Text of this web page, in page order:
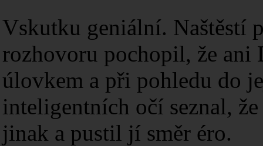
Vskutku geniální. Naštěstí
rozhovoru pochopil, že ani
úlovkem a při pohledu do
inteligentních očí seznal,
jinak a pustil jí směr éro.